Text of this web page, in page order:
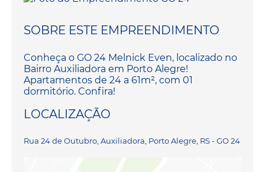
SOBRE ESTE EMPREENDIMENTO
Conheça o GO 24 Melnick Even, localizado no
Bairro Auxiliadora em Porto Alegre!
Apartamentos de 24 a 61m², com 01
dormitório. Confira!
LOCALIZAÇÃO
Rua 24 de Outubro, Auxiliadora, Porto Alegre, RS - GO 24